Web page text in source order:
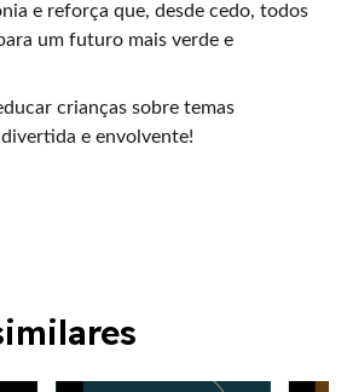
e reforça que, desde cedo, todos
um futuro mais verde e
crianças sobre temas
e envolvente!